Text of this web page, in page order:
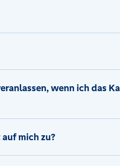
wenn ich das
mich zu?